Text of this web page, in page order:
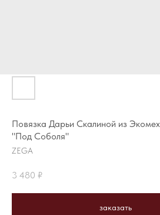
Повязка Дарьи Скалиной из
"Под Соболя"
ZEGA
3 480 ₽
заказать